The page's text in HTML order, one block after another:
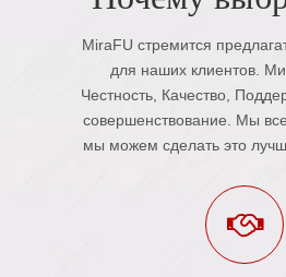
MiraFU стремится
для наших клиентов.
Честность, Качество,
совершенствование. Мы
мы можем сделать это